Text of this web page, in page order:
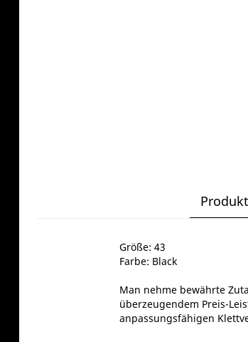
Größe: 43
Farbe: Black
Man nehme bewährte
überzeugendem Preis-
anpassungsfähigen